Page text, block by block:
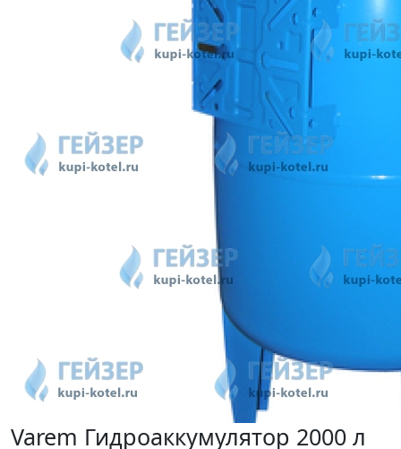
Varem Гидроаккумулятор 2000 л